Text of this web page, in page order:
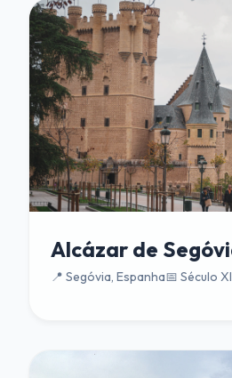
Alcázar de
📍 Segóvia, Espanha📅 Século